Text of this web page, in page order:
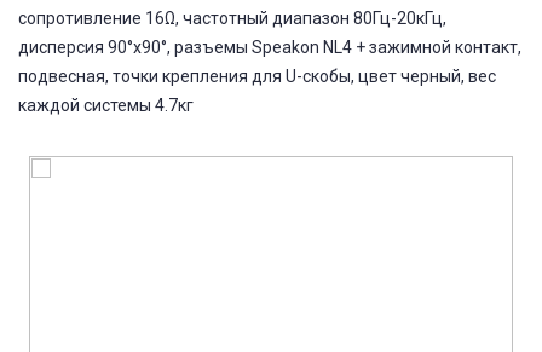
сопротивление 16Ω, частотный диапазон 80Гц-20кГц,
дисперсия 90°x90°, разъемы Speakon NL4 + зажимной контакт,
подвесная, точки крепления для U-скобы, цвет черный, вес
каждой системы 4.7кг